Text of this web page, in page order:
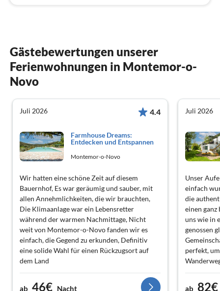
Gästebewertungen unserer
Ferienwohnungen in Montemor-o-
Novo
Juli 2026 4.4
Farmhouse Dreams:
Entdecken und Entspannen
Montemor-o-Novo
Wir hatten eine schöne Zeit auf diesem
Bauernhof, Es war geräumig und sauber, mit
allen Annehmlichkeiten, die wir brauchten,
Die Klimaanlage war ein Lebensretter
während der warmen Nachmittage, Nicht
weit von Montemor-o-Novo fanden wir es
einfach, die Gegend zu erkunden, Definitiv
eine solide Wahl für einen Rückzugsort auf
dem Land
ab 46€ Nacht
Juli 2026
Unser
einfach
die
einen
uns wie in
genossen
perfekt,
lud zum
ab 82€